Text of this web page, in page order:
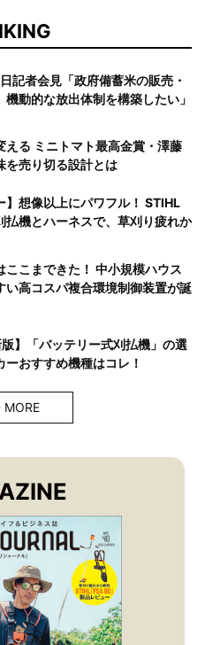
動的な放出体制を構築したい」
える ミニトマト最高金賞・澤藤
を売り切る設計とは
】想像以上にパワフル！ STIHL
払機とハーネスで、草刈り疲れか
ここまできた！ 中小規模ハウス
い高コスパ複合環境制御装置が誕
】「バッテリー式刈払機」の選
ーおすすめ機種はコレ！
MORE